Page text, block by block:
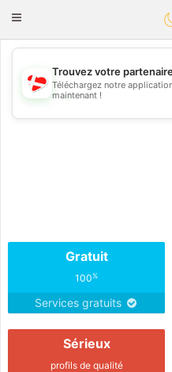
Toggle
💖
Trouvez votre
Téléchargez notre
maintenant !
Gratuit
100%
Services gratuits
Sérieux
profils de qualité